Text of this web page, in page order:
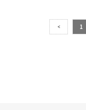
1